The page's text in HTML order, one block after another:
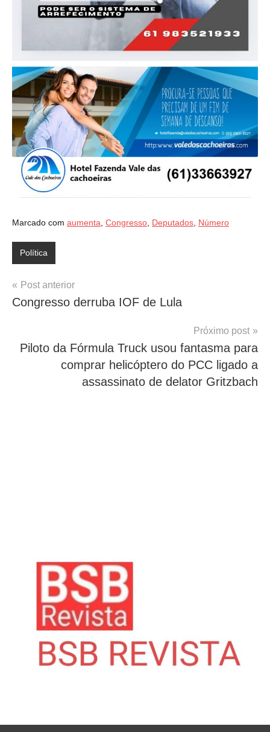
Marcado com aumenta Congresso Deputados Número
Política
Navegação
de
Post anterior
Congresso derruba IOF de Lula
Próximo post
Piloto da Fórmula Truck usou fantasma para
comprar helicóptero do PCC ligado a
assassinato de delator Gritzbach